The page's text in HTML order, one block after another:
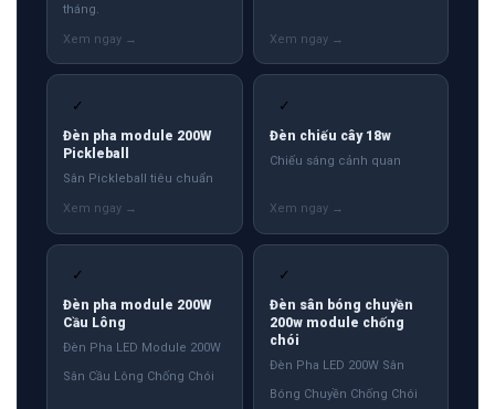
tháng.
✓
Đèn pha module 200W
Pickleball
Sân Pickleball tiêu chuẩn
✓
Đèn chiếu cây 18w
Chiếu sáng cảnh quan
✓
Đèn pha module 200W
Cầu Lông
Đèn Pha LED Module 200W
Sân Cầu Lông Chống Chói
✓
Đèn sân bóng chuyền
200w module chống
chói
Đèn Pha LED 200W Sân
Bóng Chuyền Chống Chói